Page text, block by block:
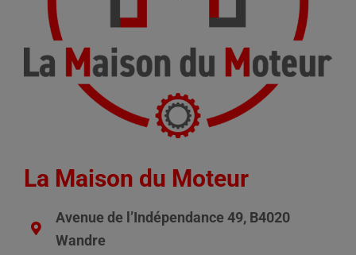
La Maison du Moteur
Avenue de l’Indépendance 49, B4020
Wandre